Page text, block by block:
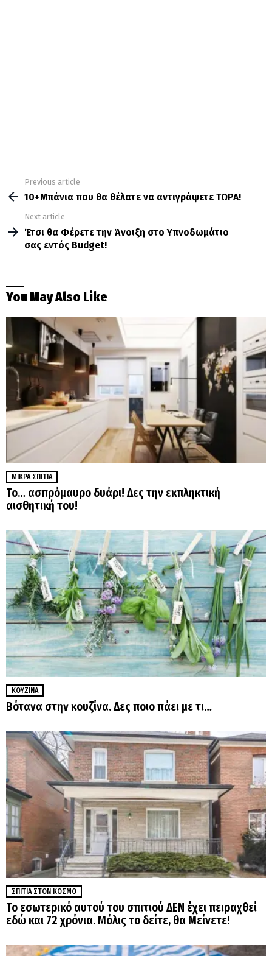
more
Previous article
10+Μπάνια που θα θέλατε να αντιγράψετε ΤΩΡΑ!
Next article
Έτσι θα Φέρετε την Άνοιξη στο Υπνοδωμάτιο
σας εντός Budget!
You May Also Like
ΜΙΚΡΆ ΣΠΊΤΙΑ
Το… ασπρόμαυρο δυάρι! Δες την εκπληκτική
αισθητική του!
ΚΟΥΖΊΝΑ
Βότανα στην κουζίνα. Δες ποιο πάει με τι…
ΣΠΊΤΙΑ ΣΤΟΝ ΚΌΣΜΟ
Το εσωτερικό αυτού του σπιτιού ΔΕΝ έχει πειραχθεί
εδώ και 72 χρόνια. Μόλις το δείτε, θα Μείνετε!